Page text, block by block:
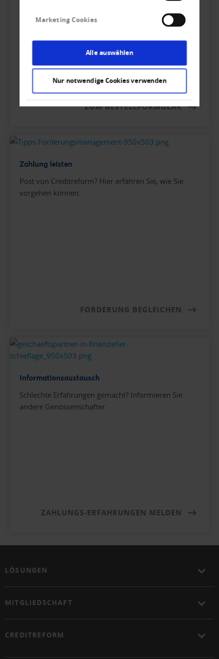
Marketing Cookies
Alle auswählen
Nur notwendige Cookies verwenden
ZUM BESTELLFORMULAR
Zahlung leisten
Post von Creditreform? Hier erfahren Sie, wie Sie
vorgehen können.
FORDERUNG BEGLEICHEN
Informationsaustausch
Schlechte Erfahrungen gemacht? Informieren Sie
andere Genossenschafter.
ZAHLUNGS-ERFAHRUNGEN MELDEN
LÖSUNGEN
MITGLIEDSCHAFT
CREDITREFORM